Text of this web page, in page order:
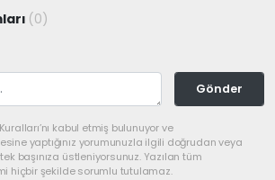
(0)
Gönder
kabul etmiş bulunuyor ve
yaptığınız yorumunuzla ilgili doğrudan veya
başınıza üstleniyorsunuz. Yazılan tüm
hiçbir şekilde sorumlu tutulamaz.